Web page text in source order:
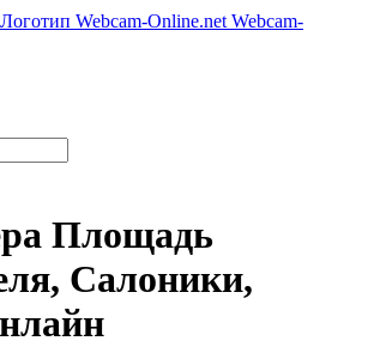
Webcam-
Площадь
Салоники,